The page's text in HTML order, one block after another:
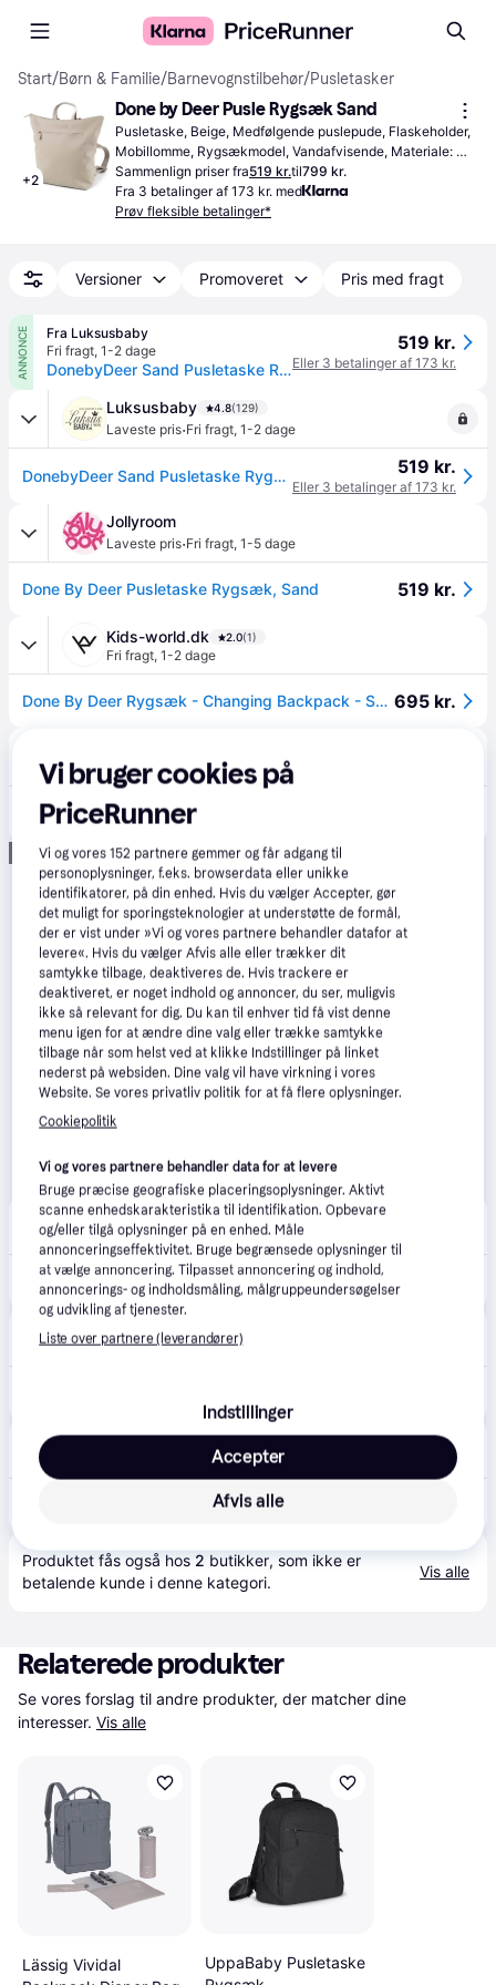
Start/Børn & Familie/Barnevognstilbehør/Pusletasker
+2
Done by Deer Pusle Rygsæk Sand
Pusletaske, Beige, Medfølgende puslepude, Flaskeholder,
Mobillomme, Rygsækmodel, Vandafvisende, Materiale:
Polyester, Fyldning: Polyester
Sammenlign priser fra519 kr.til799 kr.
Fra 3 betalinger af 173 kr. med
Prøv fleksible betalinger*
Versioner Promoveret Pris med fragt
ANNONCE
Fra Luksusbaby
Fri fragt, 1-2 dage
DonebyDeer Sand Pusletaske Rygsæk
519 kr.
Eller 3 betalinger af 173 kr.
Luksusbaby 4.8(129)
Laveste pris·Fri fragt, 1-2 dage
DonebyDeer Sand Pusletaske Rygsæk 519 kr.
Eller 3 betalinger af 173 kr.
Jollyroom
Laveste pris·Fri fragt, 1-5 dage
Done By Deer Pusletaske Rygsæk, Sand 519 kr.
Kids-world.dk 2.0(1)
Fri fragt, 1-2 dage
Done By Deer Rygsæk - Changing Backpack - Sand - Done by Deer - OneSize - Rygsæk 695 kr.
Fri fragt ,1-2 dage
Done by Deer Puslerygsæk Sand
Annonce
Magasin Onlineshop 4.5(8)
Fri fragt ,1-2 dage
Done by Deer Puslerygsæk Sand - Sand Pusletasker & -Tilbehør hos Magasin. 770 kr.
Boozt
59 kr. fragt,1-2 dage
Pyret & Snäckan
1-3 dage
Done By Deer Pusletaske Sand
Produktet fås også hos 2 butikker, som ikke er
betalende kunde i denne kategori.
Vis alle
Relaterede produkter
Se vores forslag til andre produkter, der matcher dine
interesser. Vis alle
Lässig Vividal
UppaBaby Pusletaske
Vi bruger cookies på
PriceRunner
Vi og vores152 partnere gemmer og får adgang til
personoplysninger, f.eks. browserdata eller unikke
identifikatorer, på din enhed. Hvis du vælger Accepter, gør
det muligt for sporingsteknologier at understøtte de formål,
der er vist under »Vi og vores partnere behandler datafor at
levere«. Hvis du vælger Afvis alle eller trækker dit
samtykke tilbage, deaktiveres de. Hvis trackere er
deaktiveret, er noget indhold og annoncer, du ser, muligvis
ikke så relevant for dig. Du kan til enhver tid få vist denne
menu igen for at ændre dine valg eller trække samtykke
tilbage når som helst ved at klikke Indstillinger på linket
nederst på websiden. Dine valg vil have virkning i vores
Website. Se vores privatliv politik for at få flere oplysninger.
Cookiepolitik
Vi og vores partnere behandler data for at levere
Bruge præcise geografiske placeringsoplysninger. Aktivt
scanne enhedskarakteristika til identifikation. Opbevare
og/eller tilgå oplysninger på en enhed. Måle
annonceringseffektivitet. Bruge begrænsede oplysninger til
at vælge annoncering. Tilpasset annoncering og indhold,
annoncerings- og indholdsmåling, målgruppeundersøgelser
og udvikling af tjenester.
Liste over partnere (leverandører)
Indstillinger
Afvis alle
Accepter